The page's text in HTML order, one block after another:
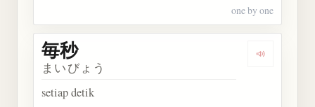
one by one
Dengarkan
毎秒
まいびょう
setiap detik